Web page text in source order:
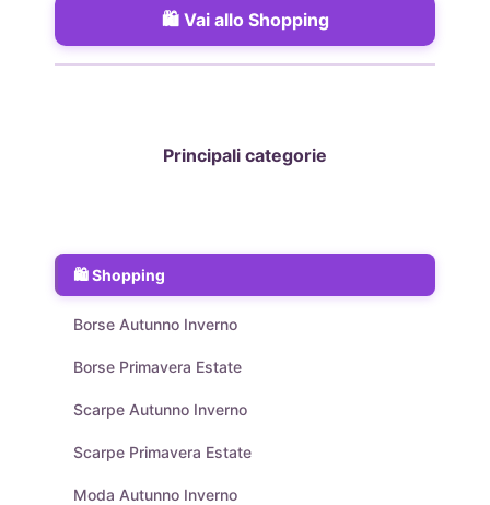
Vai allo Shopping
Principali categorie
Shopping
Borse Autunno Inverno
Borse Primavera Estate
Scarpe Autunno Inverno
Scarpe Primavera Estate
Moda Autunno Inverno